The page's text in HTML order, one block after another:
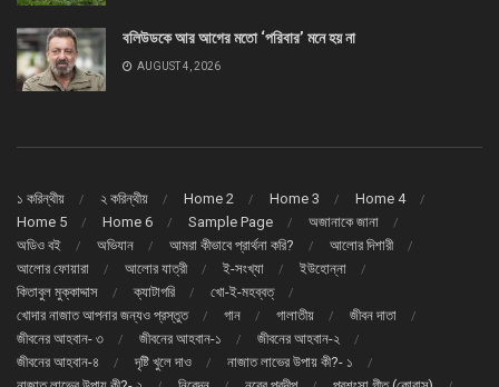
বলিউডকে আর আগের মতো ‘পরিবার’ মনে হয় না
AUGUST 4, 2026
১ করিন্থীয় ২ করিন্থীয় Home 2 Home 3
Home 4
Home 5
Home 6 Sample Page
অজানাকে জানা
অডিও বই
অভিযান আমরা কীভাবে প্রার্থনা করি?
আলোর দিশারী
আলোর ফোয়ারা
আলোর যাত্রী ই-সংখ্যা
ইউহোন্না
কিতাবুল মুক্কাদ্দাস
ক্যাটাগরি
খো-ই-মহব্বত্
খোদার নাজাত আপনার জন্যও প্রস্তুত
গান গালাতীয়
জীবন দাতা
জীবনের আহবান- ৩
জীবনের আহবান-১
জীবনের আহবান-২
জীবনের আহবান-৪
দৃষ্টি খুলে দাও
নাজাত লাভের উপায় কী?- ১